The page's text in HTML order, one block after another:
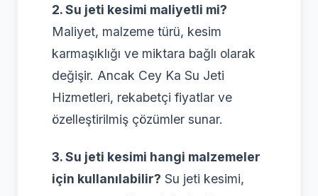
2. Su jeti kesimi maliyetli mi?
Maliyet, malzeme türü, kesim
karmaşıklığı ve miktara bağlı olarak
değişir. Ancak Cey Ka Su Jeti
Hizmetleri, rekabetçi fiyatlar ve
özelleştirilmiş çözümler sunar.
3. Su jeti kesimi hangi malzemeler
için kullanılabilir? Su jeti kesimi,